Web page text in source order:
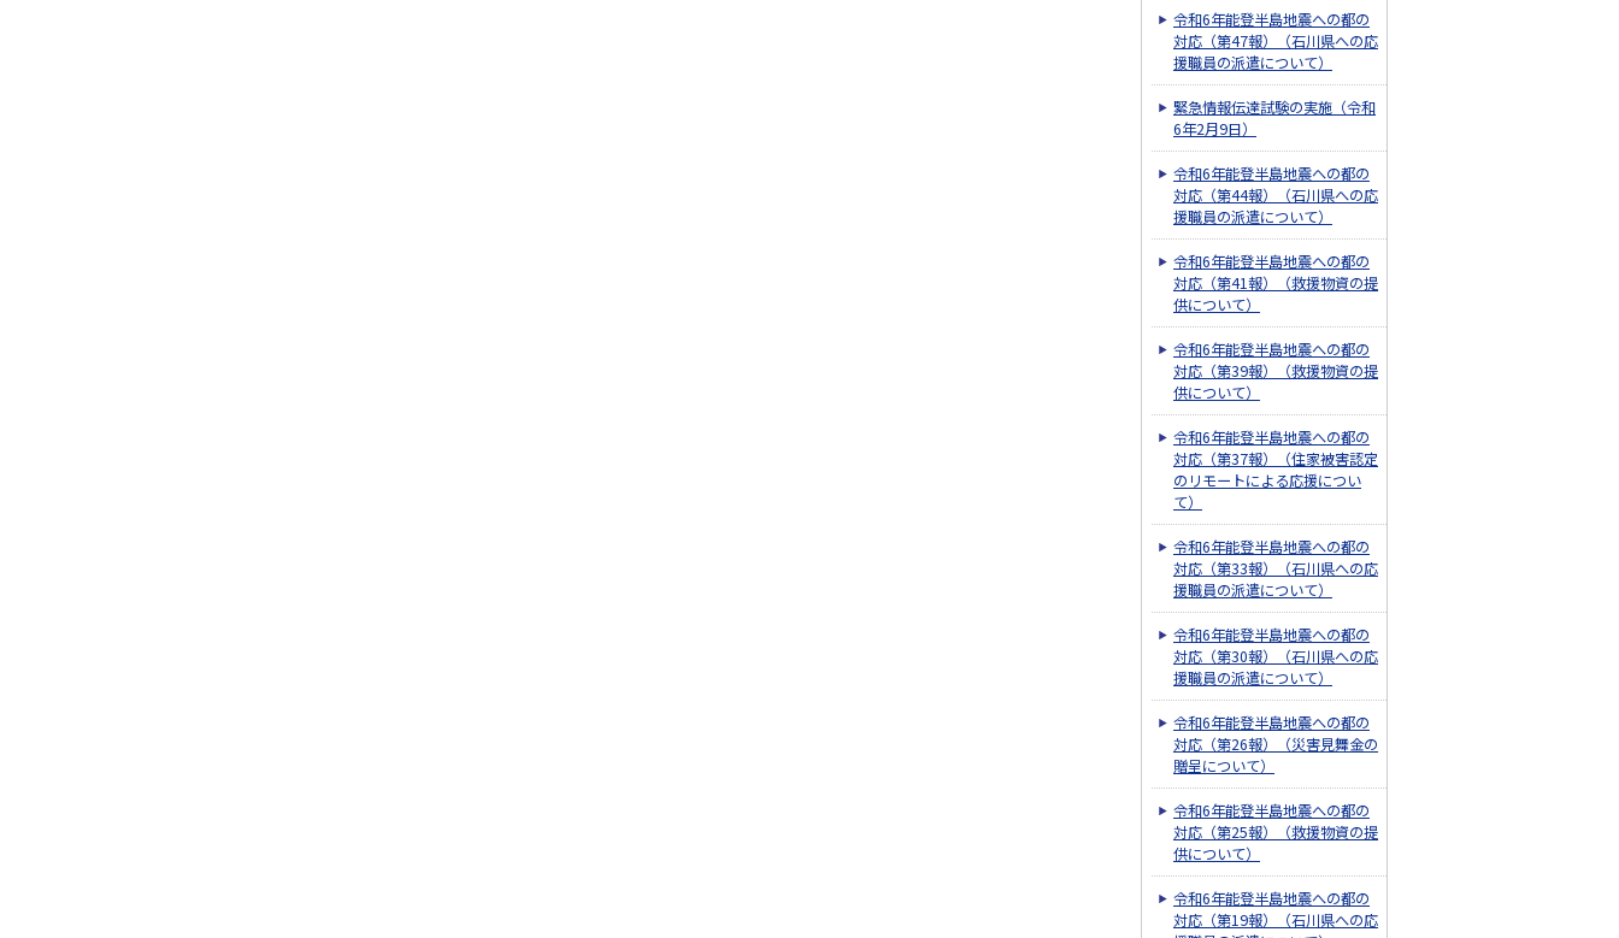
令和6年能登半島地震への都の
対応（第47報）（石川県への応
援職員の派遣について）
緊急情報伝達試験の実施（令和
6年2月9日）
令和6年能登半島地震への都の
対応（第44報）（石川県への応
援職員の派遣について）
令和6年能登半島地震への都の
対応（第41報）（救援物資の提
供について）
令和6年能登半島地震への都の
対応（第39報）（救援物資の提
供について）
令和6年能登半島地震への都の
対応（第37報）（住家被害認定
のリモートによる応援につい
て）
令和6年能登半島地震への都の
対応（第33報）（石川県への応
援職員の派遣について）
令和6年能登半島地震への都の
対応（第30報）（石川県への応
援職員の派遣について）
令和6年能登半島地震への都の
対応（第26報）（災害見舞金の
贈呈について）
令和6年能登半島地震への都の
対応（第25報）（救援物資の提
供について）
令和6年能登半島地震への都の
対応（第19報）（石川県への応